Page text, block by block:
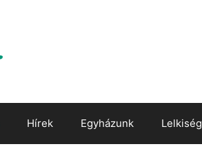
Hírek Egyházunk Lelkiség